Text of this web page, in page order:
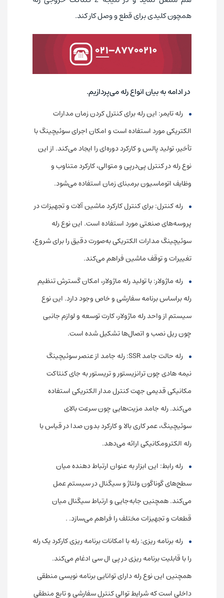
همچون کلیدی برای قطع و وصل کار کند.
در ادامه به بیان انواع رله می‌پردازیم.
رله تایمر: این رله برای کنترل کردن زمان مدارات
الکتریکی مورد استفاده است و امکان اجرای سوئیچینگ با
تأخیر، تولید پالس و کارکرد دوره‌ای را ایجاد می‌کند. از این
نوع رله در کنترل پی‌در‌پی و متوالی، کارکرد متناوب و
وظایف اتوماسیون برمبنای زمان استفاده می‌شود.
رله کنترل: برای کنترل کارکرد ماشین آلات و تجهیزات در
پروسه‌های صنعتی مورد استفاده است. این نوع رله
سوئیچینگ مدارات الکتریکی به‌صورت دقیق را برای شروع،
تغییرات و توقف ماشین فراهم می‌کند.
رله ماژولار: با تولید رله ماژولار، امکان گسترش تنظیم
رله براساس برنامه سفارشی و خاص وجود دارد. این نوع
سیستم از واحد رله ماژولار، کارت توسعه و لوازم جانبی
چون ریل نصب و اتصال‌ها تشکیل شده است.
رله حالت جامد SSR: رله جامد از عنصر سوئیچینگ
نیمه هادی چون ترانزیستور و تریستور به جای کنتاکت
مکانیکی قدیمی جهت کنترل مدار الکتریکی استفاده
می‌کند. رله جامد مزیت‌هایی چون سرعت بالای
سوئیچینگ، عمر کاری بالا و کارکرد بدون صدا در قیاس با
رله الکترومکانیکی ارائه می‌دهد.
رله رابط: این ابزار به عنوان ارتباط دهنده میان
سطح‌های گوناگون ولتاژ و سیگنال در سیستم عمل
می‌کند. همچنین جا‌به‌جایی و ارتباط سیگنال میان
قطعات و تجهیزات مختلف را فراهم می‌سازد. .
رله برنامه ریزی: رله با امکانات برنامه ریزی کارکرد یک رله
را با قابلیت برنامه ریزی در پی ال سی ادغام می‌کند.
همچنین این نوع رله دارای توانایی برنامه نویسی منطقی
داخلی است که شرایط توالی کنترل سفارشی و تابع منطقی